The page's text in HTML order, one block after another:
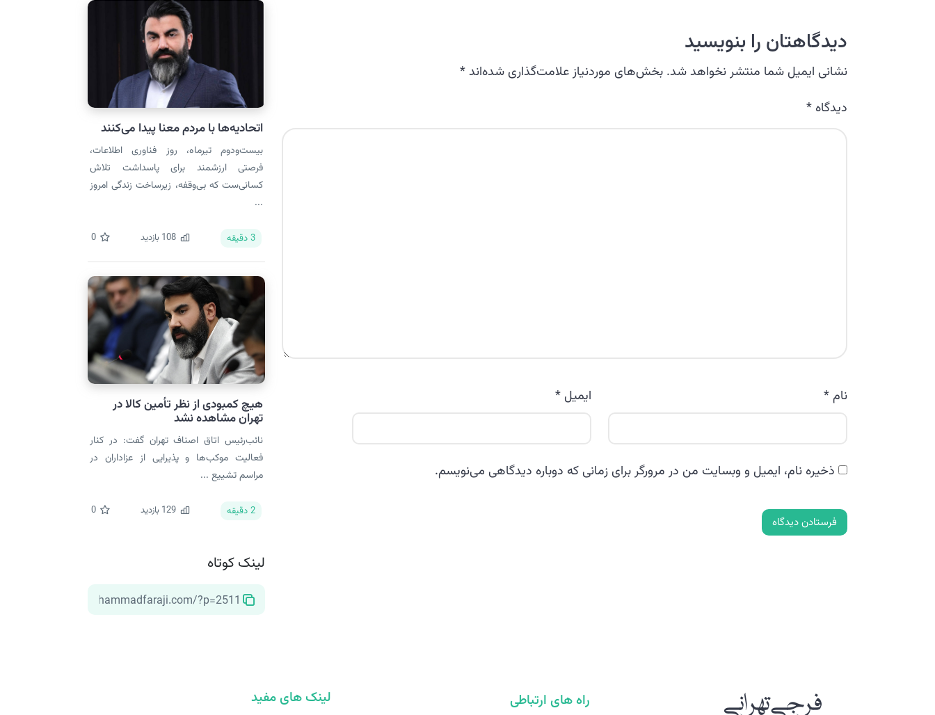
دیدگاهتان را بنویسید
نشانی ایمیل شما منتشر نخواهد شد. بخش‌های موردنیاز علامت‌گذاری شده‌اند *
دیدگاه *
نام* ایمیل *
ذخیره نام، ایمیل و وبسایت من در مرورگر برای زمانی که دوباره دیدگاهی می‌نویسم.
اتحادیه‌ها با مردم معنا پیدا می‌کنند
بیست‌ودوم تیرماه، روز فناوری اطلاعات،
فرصتی ارزشمند برای پاسداشت تلاش
کسانی‌ست که بی‌وقفه، زیرساخت زندگی امروز
...
3 دقیقه 108 بازدید 0
هیچ کمبودی از نظر تأمین کالا در
تهران مشاهده نشد
نائب‌رئیس اتاق اصناف تهران گفت: در کنار
فعالیت موکب‌ها و پذیرایی از عزاداران در
مراسم تشییع ...
2 دقیقه 129 بازدید 0
لینک کوتاه
راه های ارتباطی لینک های مفید